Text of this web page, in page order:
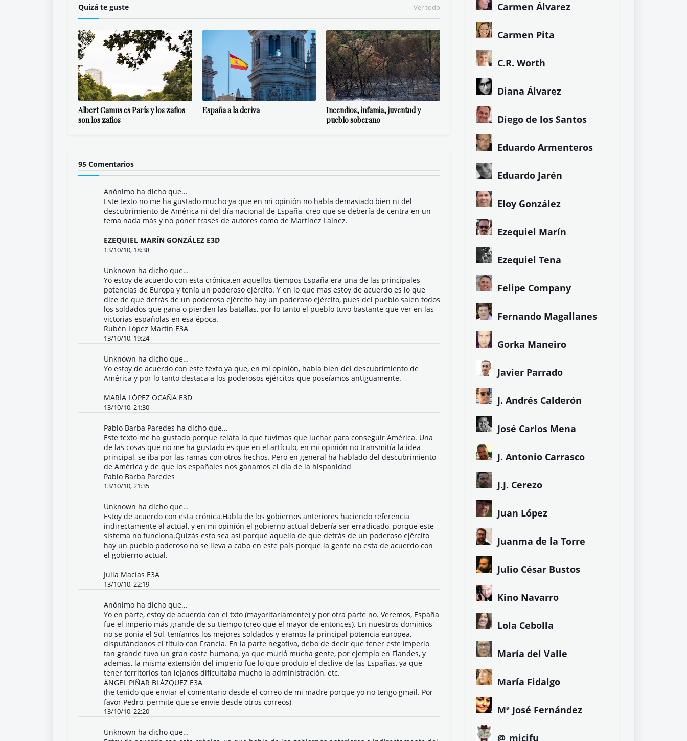
Quizá te guste Ver todo
Albert Camus es París y los zafios
son los zafios
España a la deriva
Incendios, infamia, juventud y
pueblo soberano
95 Comentarios
Anónimo ha dicho que…
Este texto no me ha gustado mucho ya que en mi opinión no habla demasiado bien ni del
descubrimiento de América ni del día nacional de España, creo que se debería de centra en un
tema nada más y no poner frases de autores como de Martínez Laínez.
EZEQUIEL MARÍN GONZÁLEZ E3D
13/10/10, 18:38
Unknown ha dicho que…
Yo estoy de acuerdo con esta crónica,en aquellos tiempos España era una de las principales
potencias de Europa y tenía un poderoso ejército. Y en lo que mas estoy de acuerdo es lo que
dice de que detrás de un poderoso ejército hay un poderoso ejército, pues del pueblo salen todos
los soldados que gana o pierden las batallas, por lo tanto el pueblo tuvo bastante que ver en las
victorias españolas en esa época.
Rubén López Martín E3A
13/10/10, 19:24
Unknown ha dicho que…
Yo estoy de acuerdo con este texto ya que, en mi opinión, habla bien del descubrimiento de
América y por lo tanto destaca a los poderosos ejércitos que poseíamos antiguamente.
MARÍA LÓPEZ OCAÑA E3D
13/10/10, 21:30
Pablo Barba Paredes ha dicho que…
Este texto me ha gustado porque relata lo que tuvimos que luchar para conseguir América. Una
de las cosas que no me ha gustado es que en el artículo, en mi opinión no transmitía la idea
principal, se iba por las ramas con otros hechos. Pero en general ha hablado del descubrimiento
de América y de que los españoles nos ganamos el día de la hispanidad
Pablo Barba Paredes
13/10/10, 21:35
Unknown ha dicho que…
Estoy de acuerdo con esta crónica.Habla de los gobiernos anteriores haciendo referencia
indirectamente al actual, y en mi opinión el gobierno actual debería ser erradicado, porque este
sistema no funciona.Quizás esto sea así porque aquello de que detrás de un poderoso ejército
hay un pueblo poderoso no se lleva a cabo en este país porque la gente no esta de acuerdo con
el gobierno actual.
Julia Macías E3A
13/10/10, 22:19
Anónimo ha dicho que…
Yo en parte, estoy de acuerdo con el txto (mayoritariamente) y por otra parte no. Veremos, España
fue el imperio más grande de su tiempo (creo que el mayor de entonces). En nuestros dominios
no se ponia el Sol, teníamos los mejores soldados y eramos la principal potencia europea,
disputándonos el título con Francia. En la parte negativa, debo de decir que tener este imperio
tan grande tuvo un gran coste humano, ya que murió mucha gente, por ejemplo en Flandes, y
ademas, la misma extensión del imperio fue lo que produjo el declive de las Españas, ya que
tener territorios tan lejanos dificultaba mucho la administración, etc.
ÁNGEL PIÑAR BLÁZQUEZ E3A
(he tenido que enviar el comentario desde el correo de mi madre porque yo no tengo gmail. Por
favor Pedro, permite que se envie desde otros correos)
13/10/10, 22:20
Unknown ha dicho que…
Carmen Álvarez
Carmen Pita
C.R. Worth
Diana Álvarez
Diego de los Santos
Eduardo Armenteros
Eduardo Jarén
Eloy González
Ezequiel Marín
Ezequiel Tena
Felipe Company
Fernando Magallanes
Gorka Maneiro
Javier Parrado
J. Andrés Calderón
José Carlos Mena
J. Antonio Carrasco
J.J. Cerezo
Juan López
Juanma de la Torre
Julio César Bustos
Kino Navarro
Lola Cebolla
María del Valle
María Fidalgo
Mª José Fernández
@_micifu_